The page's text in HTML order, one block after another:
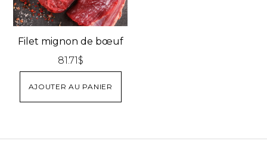
Filet mignon de bœuf
81.71$
AJOUTER AU PANIER